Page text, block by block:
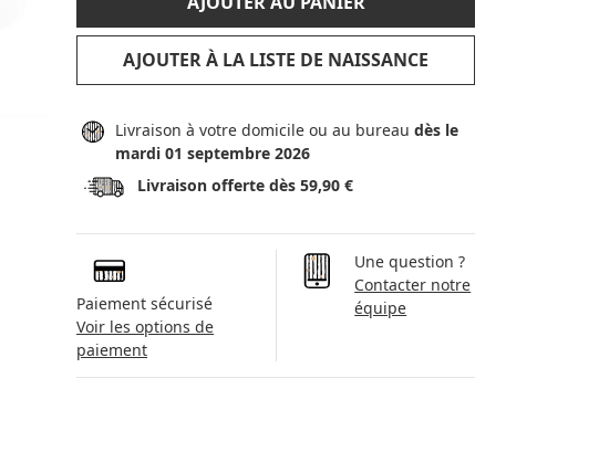
AJOUTER À LA LISTE DE NAISSANCE
Livraison à votre domicile ou au bureaudès le
mardi 01 septembre 2026
Livraison offerte dès 59,90 €
Paiement sécurisé
Voir les options de
paiement
Une question ?
Contacter notre
équipe